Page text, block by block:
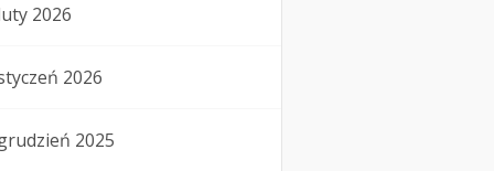
2026
2026
2025